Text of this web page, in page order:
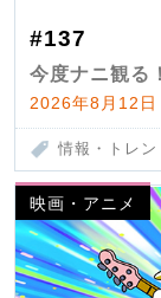
#137
今度ナニ観る
2026年8月12
情報・トレン
映画・アニメ